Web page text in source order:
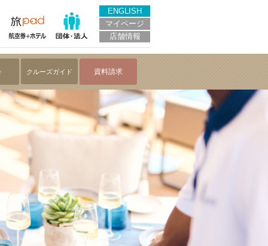
ENGLISH
マイページ
店舗情報
クルーズガイド 資料請求